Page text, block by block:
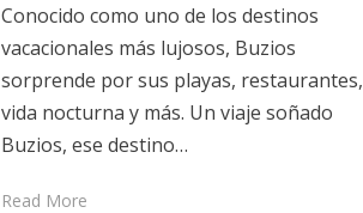
Conocido como uno de los destinos
vacacionales más lujosos, Buzios
sorprende por sus playas, restaurantes,
vida nocturna y más. Un viaje soñado
Buzios, ese destino…
Read More